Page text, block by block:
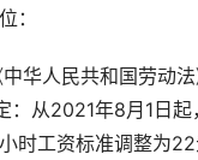
：
华人民共和国劳动
：从2021年8月1日
工资标准调整为22